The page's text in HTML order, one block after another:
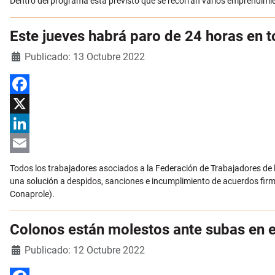
Este jueves habrá paro de 24 horas en
DetallesPublicado: 13 Octubre 2022
Facebook
X
LinkedIn
Email
Todos los trabajadores asociados a la Federación de Trabajadores
una solución a despidos, sanciones e incumplimiento de acuerdos
Conaprole).
Colonos están molestos ante subas en
DetallesPublicado: 12 Octubre 2022